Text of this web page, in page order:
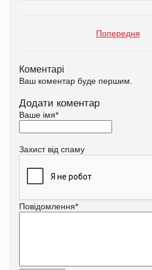
Попередня
Коментарі
Ваш коментар буде першим.
Додати коментар
Ваше імя*
Захист від спаму
Повідомлення*